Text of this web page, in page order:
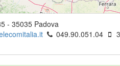
- 35035 Padova
049.90.051.04